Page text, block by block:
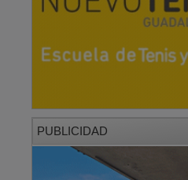
PUBLICIDAD